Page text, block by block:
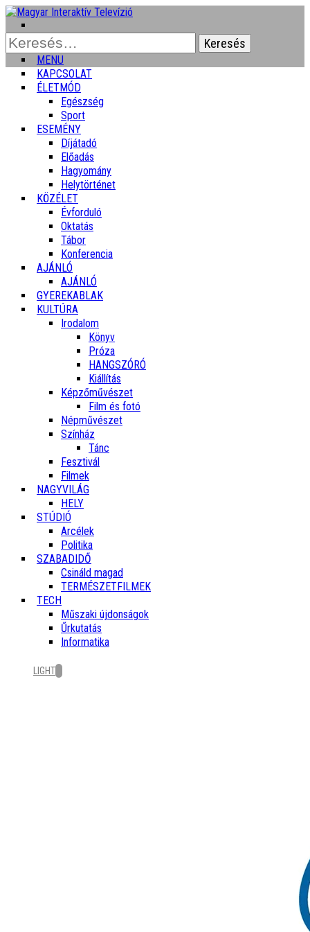
Keresés:
MENU
KAPCSOLAT
ÉLETMÓD
Egészség
Sport
ESEMÉNY
Díjátadó
Előadás
Hagyomány
Helytörténet
KÖZÉLET
Évforduló
Oktatás
Tábor
Konferencia
AJÁNLÓ
AJÁNLÓ
GYEREKABLAK
KULTÚRA
Irodalom
Könyv
Próza
HANGSZÓRÓ
Kiállítás
Képzőművészet
Film és fotó
Népművészet
Színház
Tánc
Fesztivál
Filmek
NAGYVILÁG
HELY
STÚDIÓ
Arcélek
Politika
SZABADIDŐ
Csináld magad
TERMÉSZETFILMEK
TECH
Műszaki újdonságok
Űrkutatás
Informatika
LIGHT